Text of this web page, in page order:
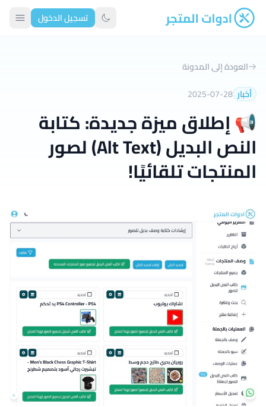
ادوات المتجر تبديل الوضع الداكن
تسجيل الدخول
العودة إلى المدونة
أخبار 2025-07-28
📢 إطلاق ميزة جديدة: كتابة
النص البديل (Alt Text) لصور
المنتجات تلقائيًا!